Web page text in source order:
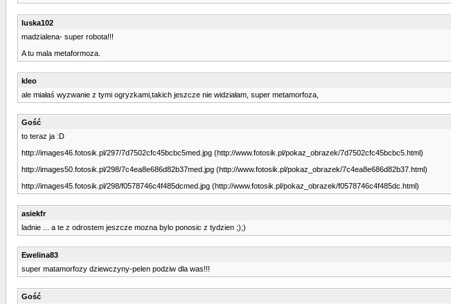
luska102
madzialena- super robota!!!
A tu mala metaformoza.
kleo
ale miałaś wyzwanie z tymi ogryzkami,takich jeszcze nie widziałam, super metamorfoza,
Gość
to teraz ja :D
http://images46.fotosik.pl/297/7d7502cfc45bcbc5med.jpg (http://www.fotosik.pl/pokaz_obrazek/7d7502cfc45bcbc5.html)
http://images50.fotosik.pl/298/7c4ea8e686d82b37med.jpg (http://www.fotosik.pl/pokaz_obrazek/7c4ea8e686d82b37.html)
http://images45.fotosik.pl/298/f0578746c4f485dcmed.jpg (http://www.fotosik.pl/pokaz_obrazek/f0578746c4f485dc.html)
asiekfr
ladnie ... a te z odrostem jeszcze mozna bylo ponosic z tydzien ;);)
Ewelina83
super matamorfozy dziewczyny-pelen podziw dla was!!!
Gość